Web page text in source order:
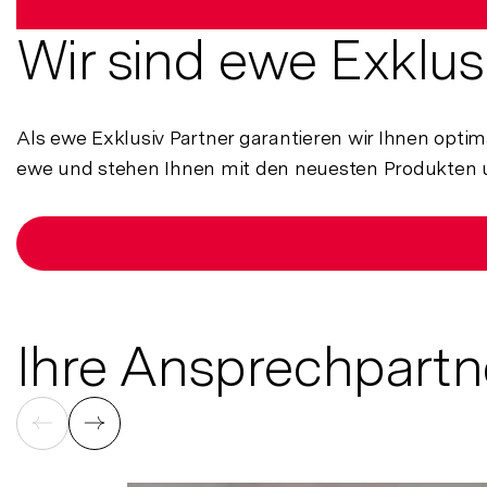
Wir sind ewe
Als ewe Exklusiv Partner garantieren wir Ihnen
ewe und stehen Ihnen mit den neuesten Produkten
Ihre